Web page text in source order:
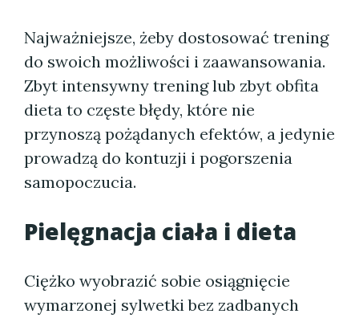
Najważniejsze, żeby dostosować trening
do swoich możliwości i zaawansowania.
Zbyt intensywny trening lub zbyt obfita
dieta to częste błędy, które nie
przynoszą pożądanych efektów, a jedynie
prowadzą do kontuzji i pogorszenia
samopoczucia.
Pielęgnacja ciała i dieta
Ciężko wyobrazić sobie osiągnięcie
wymarzonej sylwetki bez zadbanych